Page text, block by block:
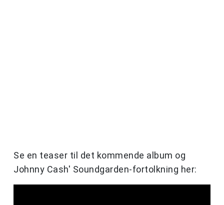
Se en teaser til det kommende album og
Johnny Cash' Soundgarden-fortolkning her: